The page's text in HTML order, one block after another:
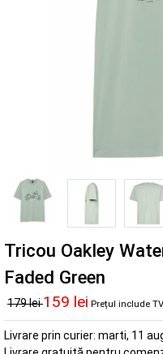
Tricou Oakley
Faded Green
179 lei159 lei Prețul include
Livrare prin curier: marti, 11